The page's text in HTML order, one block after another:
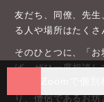
友だち、同僚、先
る人や場所はたくさ
そのひとつに、「
ば、ぜひ一度相談
り、僧侶であるお